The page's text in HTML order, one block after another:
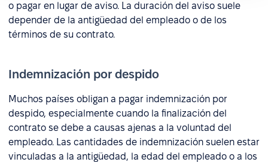
o pagar en lugar de aviso. La duración del aviso suele
depender de la antigüedad del empleado o de los
términos de su contrato.
Indemnización por despido
Muchos países obligan a pagar indemnización por
despido, especialmente cuando la finalización del
contrato se debe a causas ajenas a la voluntad del
empleado. Las cantidades de indemnización suelen estar
vinculadas a la antigüedad, la edad del empleado o a los